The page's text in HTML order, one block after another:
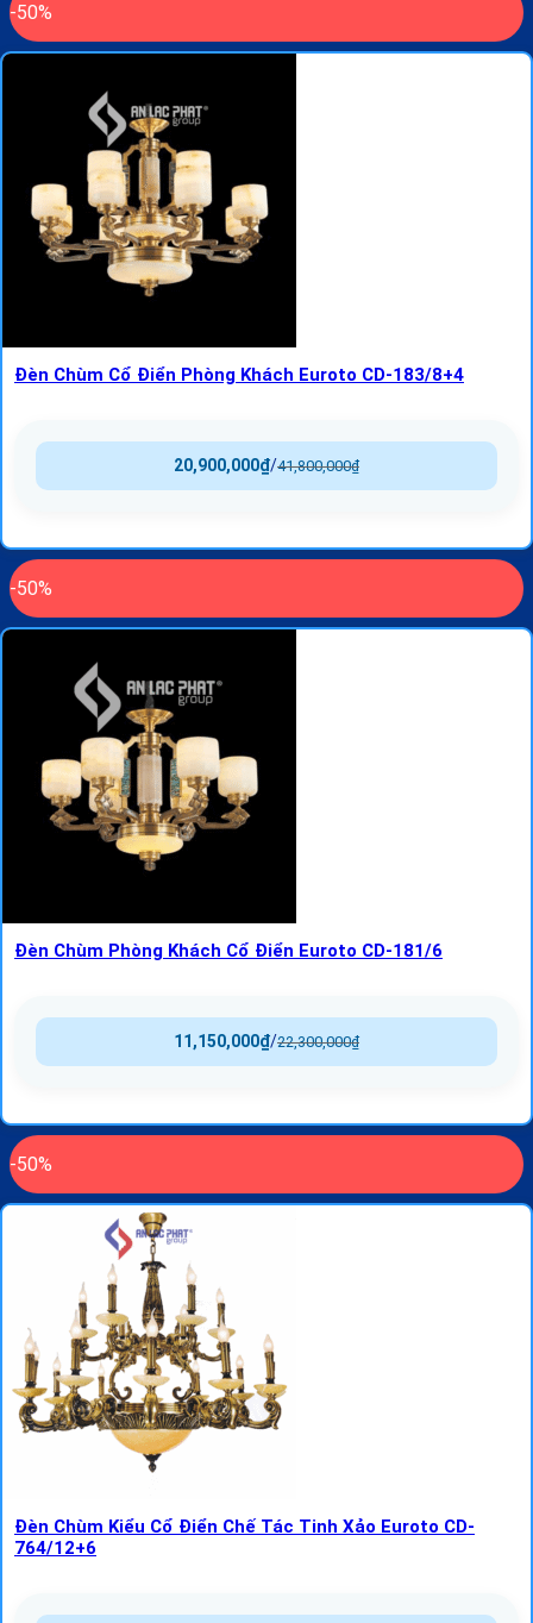
-50%
Đèn Chùm Cổ Điển Phòng Khách Euroto CD-183/8+4
41,800,000₫
/
20,900,000₫
-50%
Đèn Chùm Phòng Khách Cổ Điển Euroto CD-181/6
22,300,000₫
/
11,150,000₫
-50%
Đèn Chùm Kiểu Cổ Điển Chế Tác Tinh Xảo Euroto CD-
764/12+6